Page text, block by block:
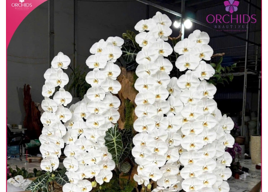
Lưu ý trước khi đặt hàng
• Về cây hoa: Một chậu hoa lan hồ điệp đẹp và
hoàn chỉnh sẽ được phối ghép từ nhiều cây hoa
và tạo dáng hoàn toàn thủ công nên có thể sẽ
khác nhau đôi chút giữa sản phẩm thực tế và